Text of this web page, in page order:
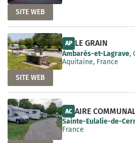
SITE WEB
AP LE GRAIN
Ambarès-et-Lagrave,
Aquitaine, France
SITE WEB
AC AIRE
Sainte-Eulalie-de-
France